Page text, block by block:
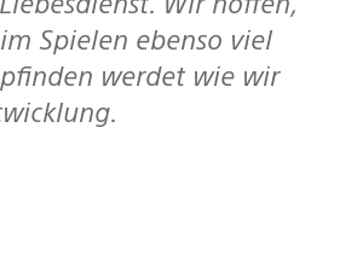
Spielen ebenso viel
werdet wie wir